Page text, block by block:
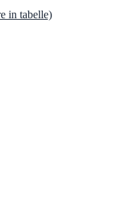
in tabelle)